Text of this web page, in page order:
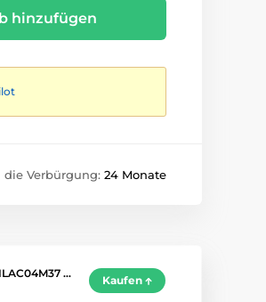
hinzufügen
die Verbürgung: 24 Monate
…
Kaufen